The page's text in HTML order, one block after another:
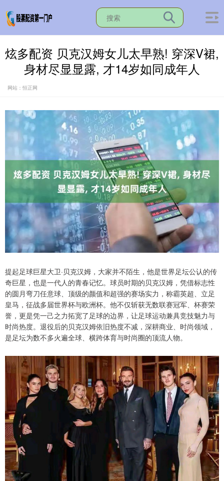
炫多配资 贝克汉姆女儿太早熟! 穿深V裙,
身材尽显显露, 才14岁如同成年人
网站：恒正网
提起足球巨星大卫·贝克汉姆，大家并不陌生，他是世界足坛公认的传
奇巨星，也是一代人的青春记忆。球员时期的贝克汉姆，凭借标志性
的圆月弯刀任意球、顶级的颜值和超强的赛场实力，称霸英超、立足
皇马，征战多届世界杯与欧洲杯。他不仅斩获无数联赛冠军、杯赛荣
誉，更是凭一己之力拓宽了足球的边界，让足球运动兼具竞技魅力与
时尚热度。退役后的贝克汉姆依旧热度不减，深耕商业、时尚领域，
是足坛为数不多火遍全球、横跨体育与时尚圈的顶流人物。